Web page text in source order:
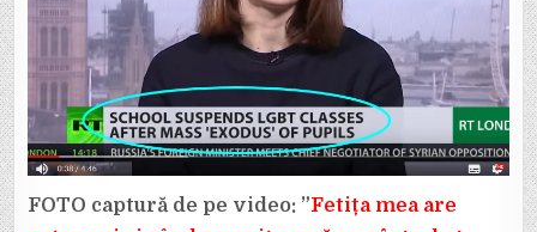
FOTO captură de pe video: ”Fetița mea are